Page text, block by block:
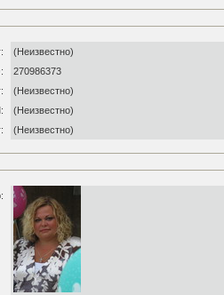
(Неизвестно)
270986373
(Неизвестно)
(Неизвестно)
(Неизвестно)